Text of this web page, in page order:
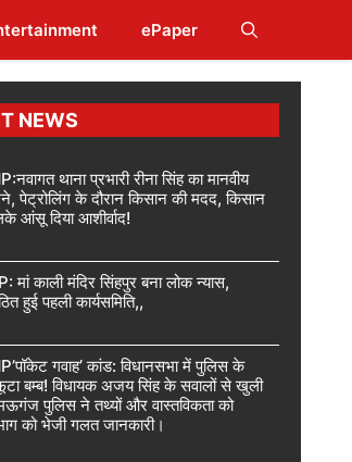
ePaper
NEWS
थाना प्रभारी रीना सिंह का मानवीय
पेट्रोलिंग के दौरान किसान की मदद, किसान
आंसू दिया आशीर्वाद!
काली मंदिर सिंहपुर बना लोक न्यास,
हुई पहली कार्यसमिति,,
गवाह’ कांड: विधानसभा में पुलिस के
बम्ब! विधायक अजय सिंह के सवालों से खुली
पुलिस ने तथ्यों और वास्तविकता को
को भेजी गलत जानकारी।